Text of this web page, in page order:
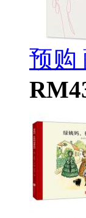
预购